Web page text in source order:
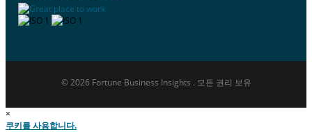
© 2026 Fortune Business Insights . 모든 권리 보유
×
쿠키를 사용합니다.